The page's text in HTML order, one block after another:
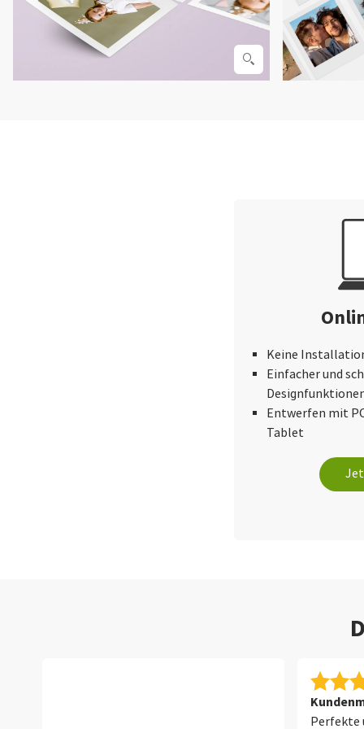
Keine
Einfacher und
Entwerfen mit
Tablet
Perfekte